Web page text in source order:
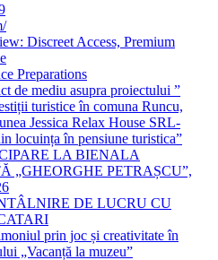
Discreet Access, Premium
Preparations
de mediu asupra proiectului ”
turistice în comuna Runcu,
Jessica Relax House SRL-
locuința în pensiune turistica”
LA BIENALA
„GHEORGHE PETRAȘCU”,
DE LUCRU CU
prin joc și creativitate în
„Vacanță la muzeu”